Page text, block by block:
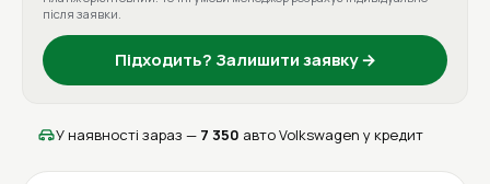
після заявки.
Підходить? Залишити заявку →
У наявності зараз — 7 350 авто Volkswagen у кредит